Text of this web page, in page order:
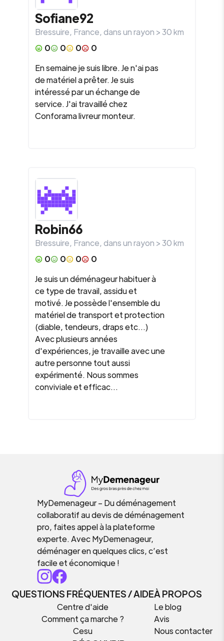
Sofiane92
Bressuire, France, dans un rayon >30km
0
0 0
0
En semaine je suis libre. Je n'ai pas
de matériel a prêter. Je suis
intéressé par un échange de
service. J'ai travaillé chez
Conforama livreur monteur.
Robin66
Bressuire, France, dans un rayon >30km
0
0 0
0
Je suis un déménageur habituer à
ce type de travail, assidu et
motivé. Je possède l'ensemble du
matériel de transport et protection
(diable, tendeurs, draps etc...)
Avec plusieurs années
d'expériences, je travaille avec une
autre personne tout aussi
expérimenté. Nous sommes
conviviale et efficac...
MyDemenageur – Du déménagement
collaboratif au devis de déménagement
pro, faites appel à la plateforme
experte. Avec MyDemenageur,
déménager en quelques clics, c’est
facile et économique !
QUESTIONS FRÉQUENTES / AIDE
Centre d'aide
Comment ça marche ?
Cesu
À PROPOS
Le blog
Avis
Nous contacter